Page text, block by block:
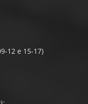
12 e 15-17)